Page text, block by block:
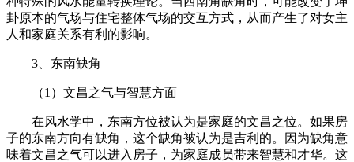
卦原本的气场与住宅整体气场的交互方式，从而产生了对女主
人和家庭关系有利的影响。
3、东南缺角
（1）文昌之气与智慧方面
在风水学中，东南方位被认为是家庭的文昌之位。如果房
子的东南方向有缺角，这个缺角被认为是吉利的。因为缺角意
味着文昌之气可以进入房子，为家庭成员带来智慧和才华。这